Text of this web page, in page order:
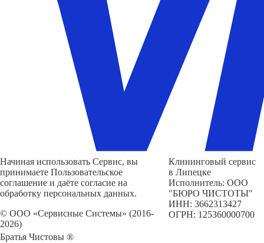
Начиная использовать Сервис, вы
принимаете Пользовательское
соглашение и даёте согласие на
обработку персональных данных.
© ООО «Сервисные Системы» (2016-
2026)
Братья Чистовы ®
Клининговый сервис
в Липецке
Исполнитель: ООО
"БЮРО ЧИСТОТЫ"
ИНН: 3662313427
ОГРН: 125360000700